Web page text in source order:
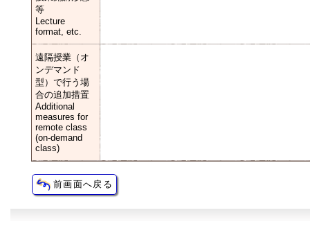
等
Lecture
format, etc.
遠隔授業（オ
ンデマンド
型）で行う場
合の追加措置
Additional
measures for
remote class
(on-demand
class)